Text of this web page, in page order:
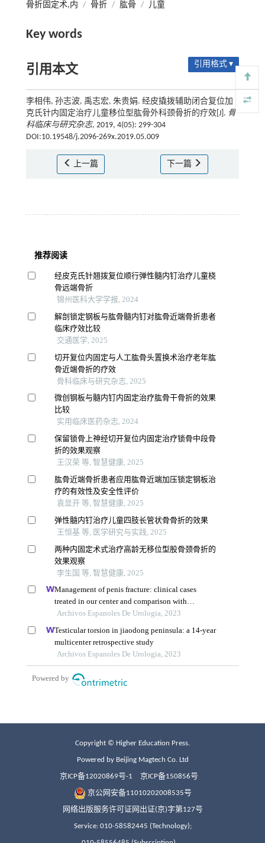
骨折固定术,内 / 骨折 / 肱骨 / 儿童
Key words
引用本文 引用格式 ▾
李相伟, 孙志波, 禹志宏, 朱贵娟. 经皮撬拨辅助闭合复位加
克氏针内固定治疗儿童移位型肱骨外科颈骨折的疗效[J]. 骨
科临床与研究杂志, 2019, 4(05): 299-304
DOI:10.19548/j.2096-269x.2019.05.009
上一篇 下一篇
Copyright © Higher Education Press.
Powered by Beijing Magtech Co. Ltd
京ICP备12020869号-1 京ICP备150856号
京公网安备11010202008535号
网络出版服务许可证网出证(京)字第127号
Service: 010-58582445 (Technology);